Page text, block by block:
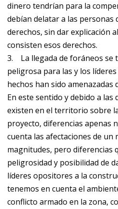
dinero tendrían para la
debían delatar a las personas
derechos, sin dar explicación
consisten esos derechos.
3. La llegada de foráneos se
peligrosa para las y los
hechos han sido amenazadas
En este sentido y debido a
existen en el territorio sobre
proyecto, diferencias apenas
cuenta las afectaciones de un
magnitudes, pero diferencias
peligrosidad y posibilidad de
líderes opositores a la
tenemos en cuenta el
conflicto armado en la zona,